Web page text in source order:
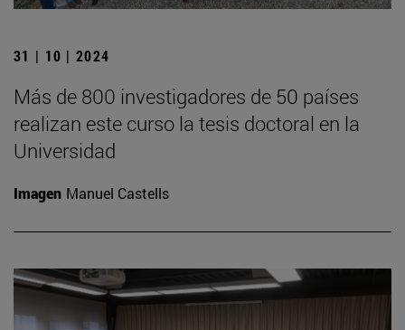
31 | 10 | 2024
Más de 800 investigadores de 50 países
realizan este curso la tesis doctoral en la
Universidad
Imagen Manuel Castells